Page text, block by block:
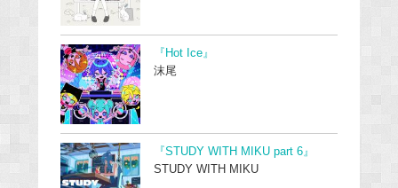
『Hot Ice』
沫尾
『STUDY WITH MIKU part 6』
STUDY WITH MIKU